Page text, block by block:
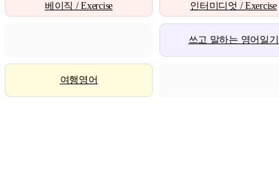
베이직 / Exercise
인터미디엇 / Exercise
쓰고 말하는 영어일기
여행영어